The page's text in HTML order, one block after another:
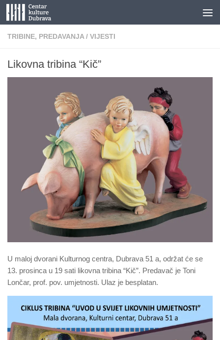
Skip to content
TRIBINE, PREDAVANJA / VIJESTI
Likovna tribina “Kič”
U maloj dvorani Kulturnog centra, Dubrava 51 a, održat će se
13. prosinca u 19 sati likovna tribina “Kič”. Predavač je Toni
Lončar, prof. pov. umjetnosti. Ulaz je besplatan.